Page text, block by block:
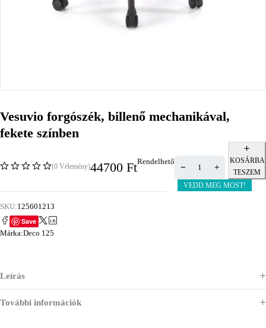
Vesuvio forgószék, billenő mechanikával,
fekete színben
(0 Vélemény)44700 FtRendelhető
KOSÁRBA
TESZEM
VEDD MEG MOST!
SKU:125601213
Save
Márka:Deco 125
Leírás
További információk